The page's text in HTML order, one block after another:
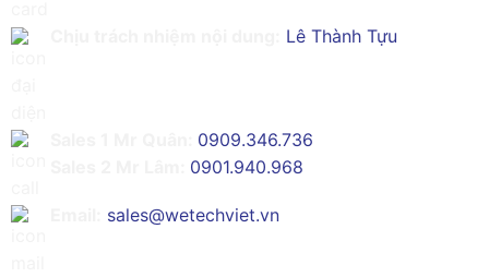
Lê Thành Tựu
0909.346.736
0901.940.968
sales@wetechviet.vn